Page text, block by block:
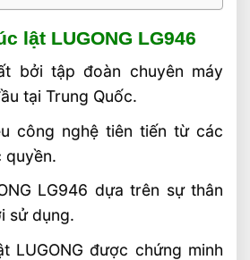
lật LUGONG LG946
bởi tập đoàn chuyên máy
tại Trung Quốc.
công nghệ tiên tiến từ các
quyền.
LG946 dựa trên sự thân
sử dụng.
LUGONG được chứng minh